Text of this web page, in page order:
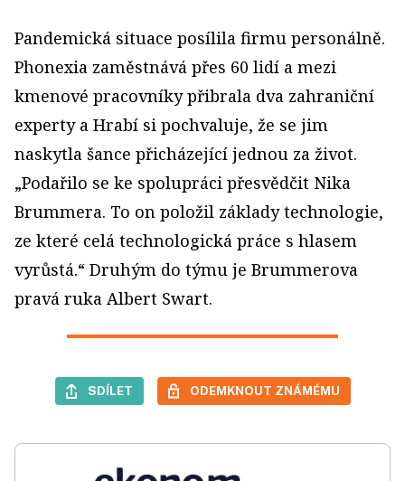
Pandemická situace posílila firmu personálně.
Phonexia zaměstnává přes 60 lidí a mezi
kmenové pracovníky přibrala dva zahraniční
experty a Hrabí si pochvaluje, že se jim
naskytla šance přicházející jednou za život.
„Podařilo se ke spolupráci přesvědčit Nika
Brummera. To on položil základy technologie,
ze které celá technologická práce s hlasem
vyrůstá.“ Druhým do týmu je Brummerova
pravá ruka Albert Swart.
SDÍLET ODEMKNOUT ZNÁMÉMU